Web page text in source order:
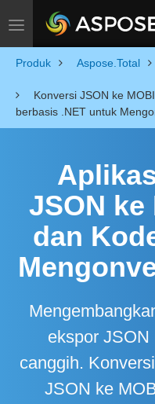
Toggle navigation
Produk Aspose.Total
Konversi JSON ke
berbasis .NET untuk
JSON ke
dan
ekspor
canggih.
JSON ke